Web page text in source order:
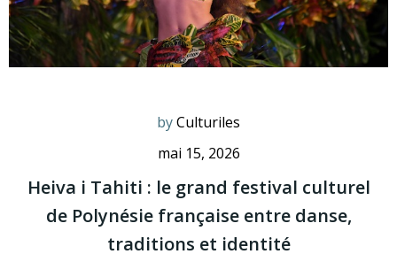
byCulturiles
mai 15, 2026
Heiva i Tahiti : le grand festival culturel
de Polynésie française entre danse,
traditions et identité